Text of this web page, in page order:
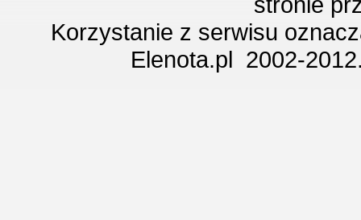
Korzystanie z serwisu
Elenota.pl 2002-